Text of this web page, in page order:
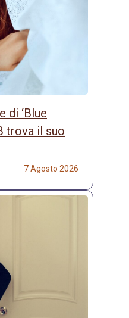
di ‘Blue
trova il suo
7 Agosto 2026